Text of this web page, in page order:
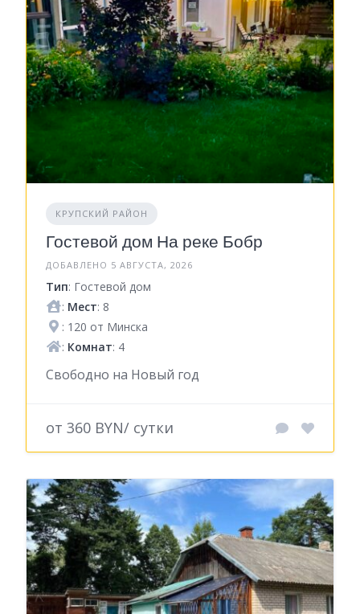
КРУПСКИЙ РАЙОН
Гостевой дом На реке Бобр
ДОБАВЛЕНО 5 АВГУСТА, 2026
Тип: Гостевой дом
: Мест: 8
: 120 от Минска
: Комнат: 4
Свободно на Новый год
от 360 BYN/ сутки